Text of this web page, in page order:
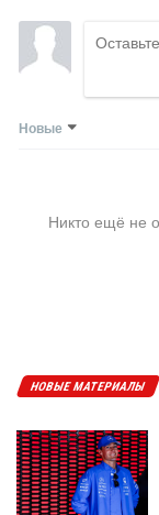
Новые
Никто ещё не
НОВЫЕ МАТЕРИАЛЫ